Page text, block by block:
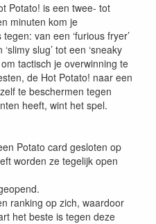
Potato! is een twee- tot
minuten kom je
van een ‘furious fryer’
slug’ tot een ‘sneaky
tactisch je overwinning te
de Hot Potato! naar een
te beschermen tegen
heeft, wint het spel.
Potato card gesloten op
worden ze tegelijk open
ranking op zich, waardoor
het beste is tegen deze